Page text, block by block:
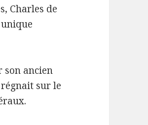
Charles de
son ancien
sur le